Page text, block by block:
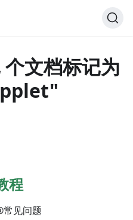
文档标记为
程
见问题